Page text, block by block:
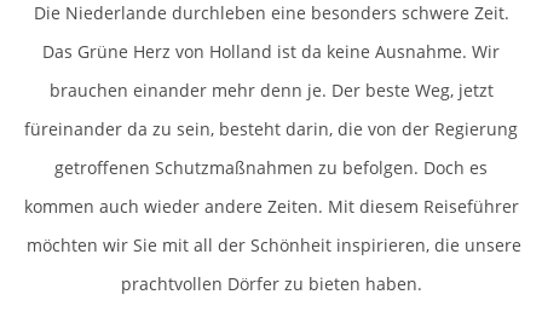
Die Niederlande durchleben eine besonders schwere Zeit.
Das Grüne Herz von Holland ist da keine Ausnahme. Wir
brauchen einander mehr denn je. Der beste Weg, jetzt
füreinander da zu sein, besteht darin, die von der Regierung
getroffenen Schutzmaßnahmen zu befolgen. Doch es
kommen auch wieder andere Zeiten. Mit diesem Reiseführer
möchten wir Sie mit all der Schönheit inspirieren, die unsere
prachtvollen Dörfer zu bieten haben.